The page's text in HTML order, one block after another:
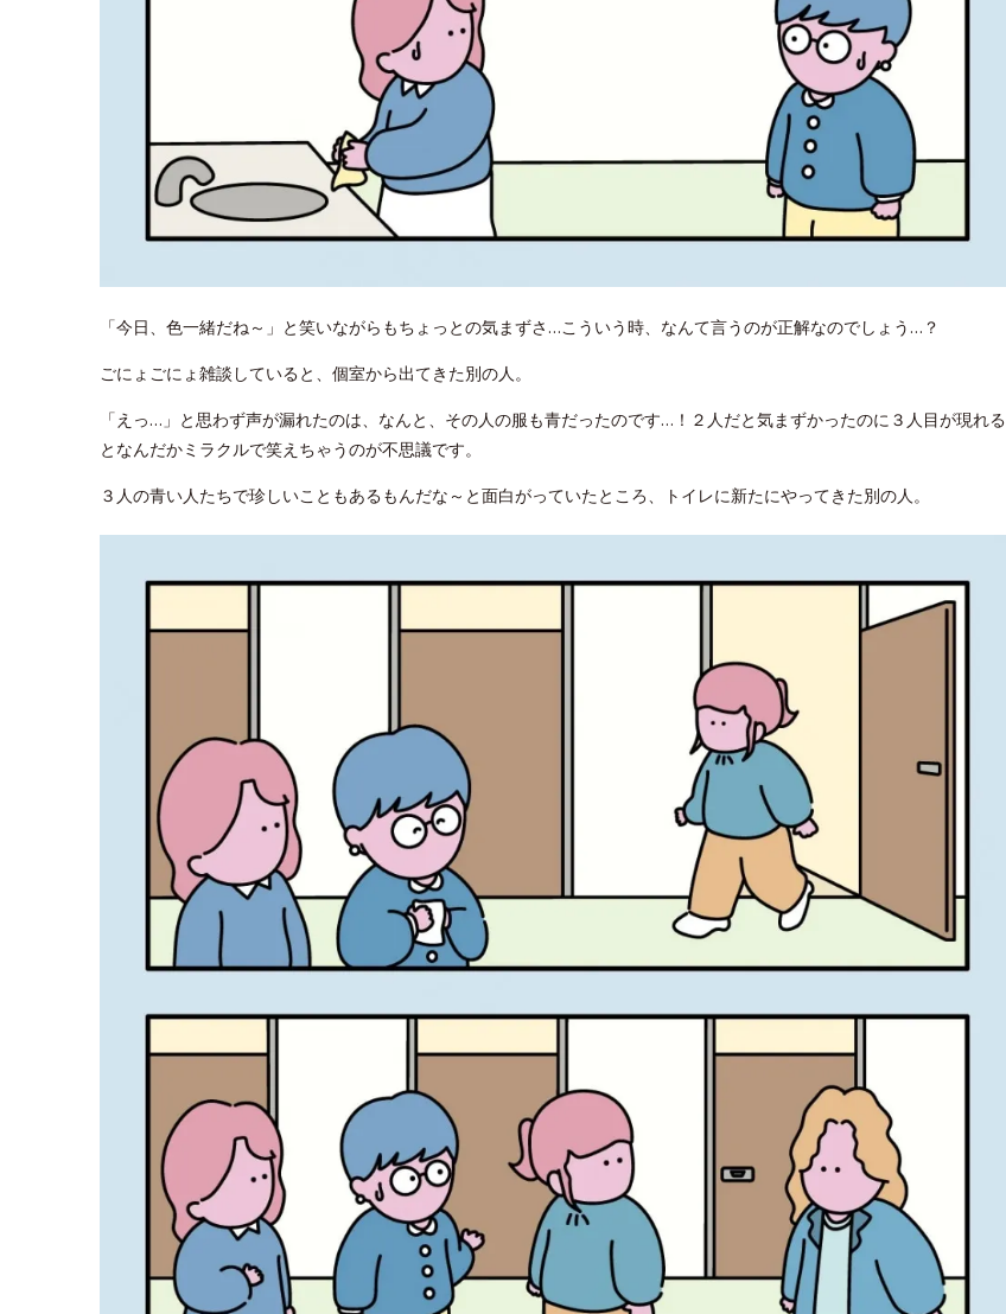
「今日、色一緒だね～」と笑いながらもちょっとの気まずさ…こういう時、なんて言うのが正解なのでしょう…？
ごにょごにょ雑談していると、個室から出てきた別の人。
「えっ…」と思わず声が漏れたのは、なんと、その人の服も青だったのです…！２人だと気まずかったのに３人目が現れる
となんだかミラクルで笑えちゃうのが不思議です。
３人の青い人たちで珍しいこともあるもんだな～と面白がっていたところ、トイレに新たにやってきた別の人。